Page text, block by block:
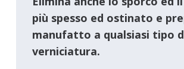
più spesso ed ostinato e
manufatto a qualsiasi tipo
verniciatura.